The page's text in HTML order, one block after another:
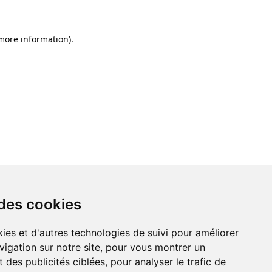
cookies
et d'autres technologies de suivi pour améliorer
sur notre site, pour vous montrer un
des publicités ciblées, pour analyser le trafic de
information).